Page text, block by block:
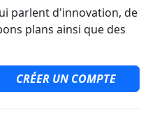
parlent d'innovation, de
plans ainsi que des
CRÉER UN COMPTE